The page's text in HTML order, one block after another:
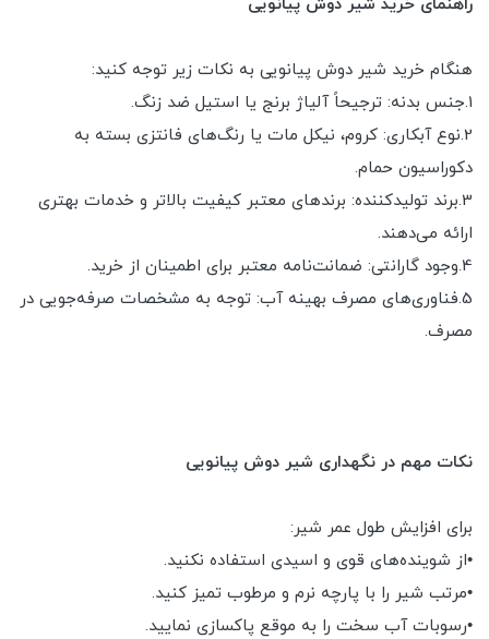
راهنمای خرید شیر دوش پیانویی
هنگام خرید شیر دوش پیانویی به نکات زیر توجه کنید:
1.جنس بدنه: ترجیحاً آلیاژ برنج یا استیل ضد زنگ.
2.نوع آبکاری: کروم، نیکل مات یا رنگ‌های فانتزی بسته به
دکوراسیون حمام.
3.برند تولیدکننده: برندهای معتبر کیفیت بالاتر و خدمات بهتری
ارائه می‌دهند.
4.وجود گارانتی: ضمانت‌نامه معتبر برای اطمینان از خرید.
5.فناوری‌های مصرف بهینه آب: توجه به مشخصات صرفه‌جویی در
مصرف.
نکات مهم در نگهداری شیر دوش پیانویی
برای افزایش طول عمر شیر:
•از شوینده‌های قوی و اسیدی استفاده نکنید.
•مرتب شیر را با پارچه نرم و مرطوب تمیز کنید.
•رسوبات آب سخت را به موقع پاکسازی نمایید.